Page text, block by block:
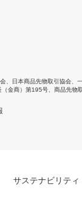
日本商品先物取引協会
金商）第195号、商品先物
サステナビリティ